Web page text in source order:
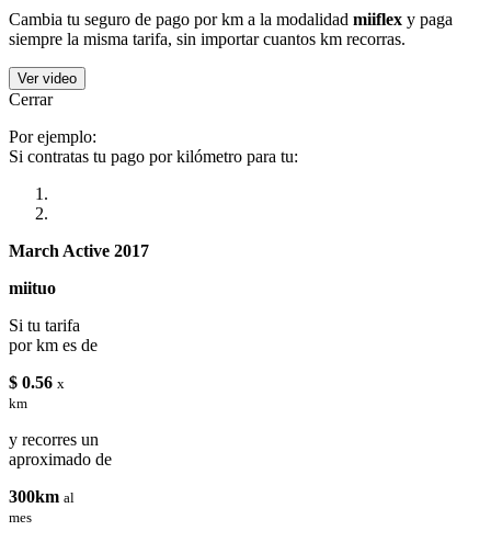
Cambia tu seguro de pago por km a la modalidad miiflex y paga
siempre la misma tarifa, sin importar cuantos km recorras.
Ver video
Cerrar
Por ejemplo:
Si contratas tu pago por kilómetro para tu:
March Active 2017
miituo
Si tu tarifa
por km es de
$ 0.56 x
km
y recorres un
aproximado de
300km al
mes